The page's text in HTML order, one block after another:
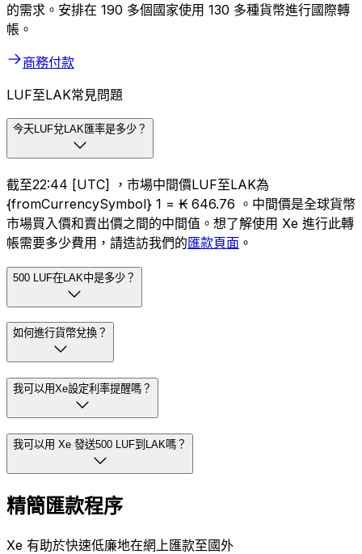
的需求。安排在 190 多個國家使用 130 多種貨幣進行國際轉
帳。
商務付款
LUF至LAK常見問題
今天LUF兌LAK匯率是多少？
截至22:44 [UTC] ，市場中間價LUF至LAK為
{fromCurrencySymbol} 1 = ₭ 646.76 。中間價是全球貨幣
市場買入價和賣出價之間的中間值。想了解使用 Xe 進行此轉
帳需要多少費用，請造訪我們的匯款頁面 。
500 LUF在LAK中是多少？
如何進行貨幣兌換？
我可以用Xe設定利率提醒嗎？
我可以用 Xe 發送500 LUF到LAK嗎？
精簡匯款程序
Xe 有助於快速低廉地在網上匯款至國外